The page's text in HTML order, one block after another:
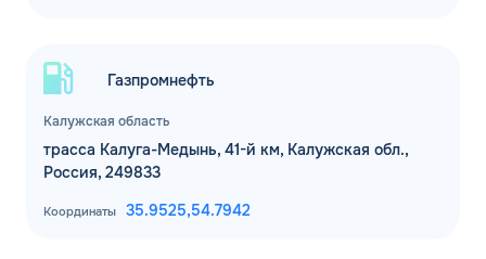
Калужская область
Газпромнефть
трасса Калуга-Медынь, 41-й км, Калужская обл.,
Россия, 249833
Координаты 35.9525,54.7942